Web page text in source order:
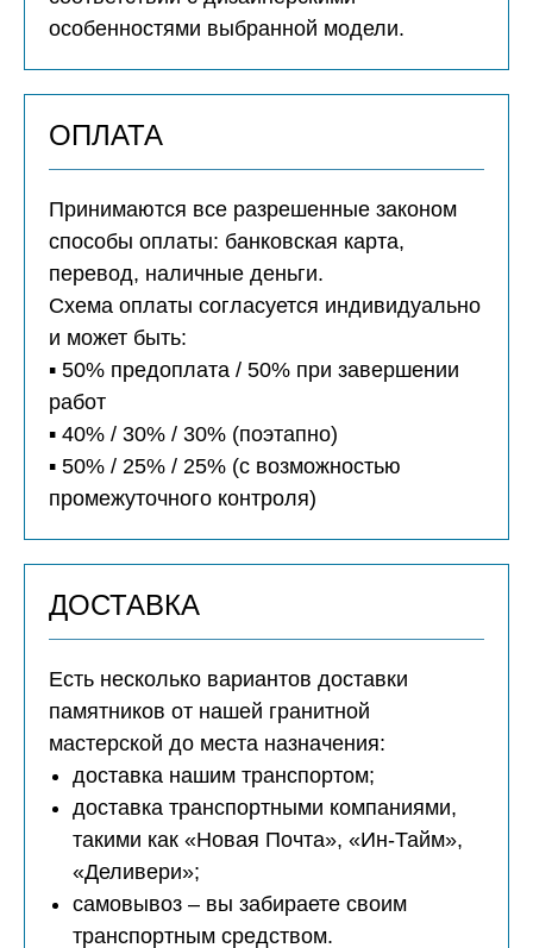
особенностями выбранной модели.
ОПЛАТА
Принимаются все разрешенные законом
способы оплаты: банковская карта,
перевод, наличные деньги.
Схема оплаты согласуется индивидуально
и может быть:
▪️ 50% предоплата / 50% при завершении
работ
▪️ 40% / 30% / 30% (поэтапно)
▪️ 50% / 25% / 25% (с возможностью
промежуточного контроля)
ДОСТАВКА
Есть несколько вариантов доставки
памятников от нашей гранитной
мастерской до места назначения:
доставка нашим транспортом;
доставка транспортными компаниями,
такими как «Новая Почта», «Ин-Тайм»,
«Деливери»;
самовывоз – вы забираете своим
транспортным средством.